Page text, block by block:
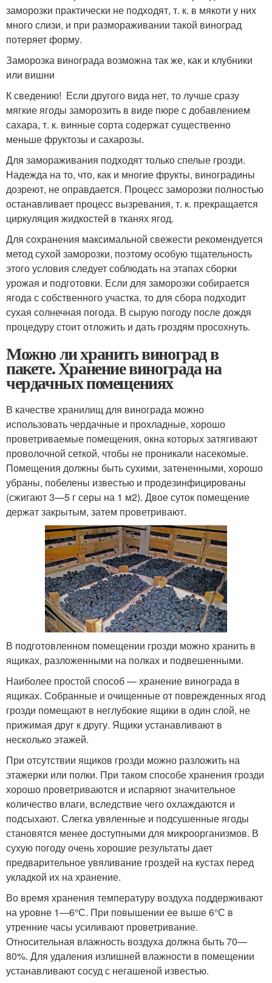
заморозки практически не подходят, т. к. в мякоти у них
много слизи, и при размораживании такой виноград
потеряет форму.
Заморозка винограда возможна так же, как и клубники
или вишни
К сведению! Если другого вида нет, то лучше сразу
мягкие ягоды заморозить в виде пюре с добавлением
сахара, т. к. винные сорта содержат существенно
меньше фруктозы и сахарозы.
Для замораживания подходят только спелые грозди.
Надежда на то, что, как и многие фрукты, виноградины
дозреют, не оправдается. Процесс заморозки полностью
останавливает процесс вызревания, т. к. прекращается
циркуляция жидкостей в тканях ягод.
Для сохранения максимальной свежести рекомендуется
метод сухой заморозки, поэтому особую тщательность
этого условия следует соблюдать на этапах сборки
урожая и подготовки. Если для заморозки собирается
ягода с собственного участка, то для сбора подходит
сухая солнечная погода. В сырую погоду после дождя
процедуру стоит отложить и дать гроздям просохнуть.
Можно ли хранить виноград в
пакете. Хранение винограда на
чердачных помещениях
В качестве хранилищ для винограда можно
использовать чердачные и прохладные, хорошо
проветриваемые помещения, окна которых затягивают
проволочной сеткой, чтобы не проникали насекомые.
Помещения должны быть сухими, затененными, хорошо
убраны, побелены известью и продезинфицированы
(сжигают 3—5 г серы на 1 м2). Двое суток помещение
держат закрытым, затем проветривают.
В подготовленном помещении грозди можно хранить в
ящиках, разложенными на полках и подвешенными.
Наиболее простой способ — хранение винограда в
ящиках. Собранные и очищенные от поврежденных ягод
грозди помещают в неглубокие ящики в один слой, не
прижимая друг к другу. Ящики устанавливают в
несколько этажей.
При отсутствии ящиков грозди можно разложить на
этажерки или полки. При таком способе хранения грозди
хорошо проветриваются и испаряют значительное
количество влаги, вследствие чего охлаждаются и
подсыхают. Слегка увяленные и подсушенные ягоды
становятся менее доступными для микроорганизмов. В
сухую погоду очень хорошие результаты дает
предварительное увяливание гроздей на кустах перед
укладкой их на хранение.
Во время хранения температуру воздуха поддерживают
на уровне 1—6°С. При повышении ее выше 6°С в
утренние часы усиливают проветривание.
Относительная влажность воздуха должна быть 70—
80%. Для удаления излишней влажности в помещении
устанавливают сосуд с негашеной известью.